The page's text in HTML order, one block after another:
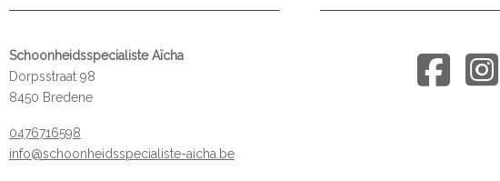
Schoonheidsspecialiste Aïcha
Dorpsstraat 98
8450 Bredene
0476716598
info@schoonheidsspecialiste-aicha.be